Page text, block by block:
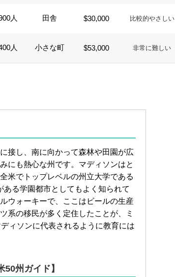
人 田舎 $30,000 比較的やさしい
人 小さな町 $53,000 非常に難しい
接し、南に向かって森林や田園が広
にも熱心な州です。マディソンはと
米でトップレベルの州立大学である
る学園都市としてもよく知られて
ウォーキーで、ここはビールの生産
系の移民が多く定住したことが、ミ
ィソンに代表されるように教育には
州ガイド】